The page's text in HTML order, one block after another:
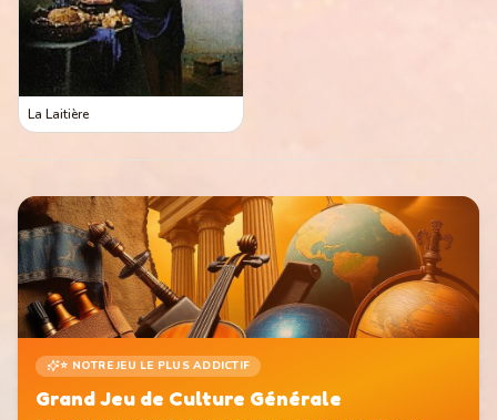
La Laitière
⭐ NOTRE JEU LE PLUS ADDICTIF
Grand Jeu de Culture Générale